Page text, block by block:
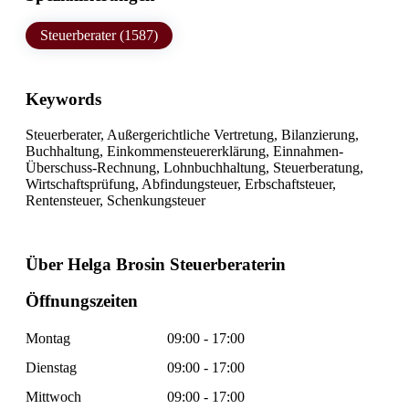
Steuerberater (1587)
Keywords
Steuerberater, Außergerichtliche Vertretung, Bilanzierung,
Buchhaltung, Einkommensteuererklärung, Einnahmen-
Überschuss-Rechnung, Lohnbuchhaltung, Steuerberatung,
Wirtschaftsprüfung, Abfindungsteuer, Erbschaftsteuer,
Rentensteuer, Schenkungsteuer
Über Helga Brosin Steuerberaterin
Öffnungszeiten
Montag
09:00 - 17:00
Dienstag
09:00 - 17:00
Mittwoch
09:00 - 17:00